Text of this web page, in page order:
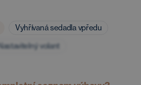
Vyhřívaná sedadla vpředu
volant